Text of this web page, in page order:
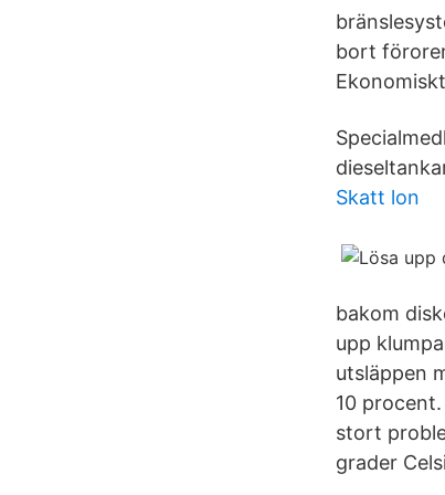
bort
Skatt lon
bakom
upp
utsläppen
10
stort
grader